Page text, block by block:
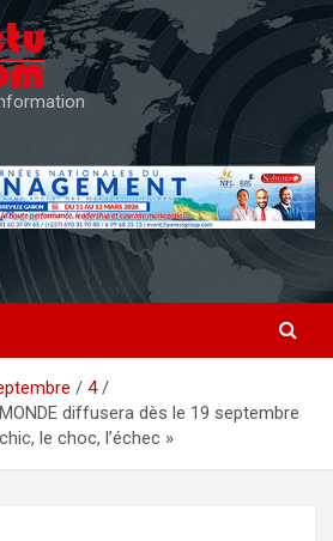
4
diffusera dès le 19 septembre
le choc, l’échec »